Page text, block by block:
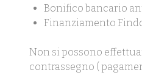
Bonifico bancario
Finanziamento
Non si possono
contrassegno (